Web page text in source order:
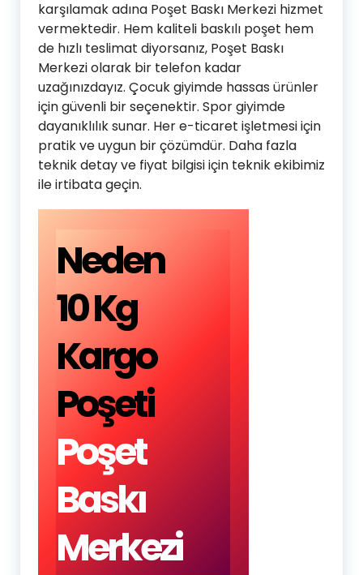
karşılamak adına Poşet Baskı Merkezi hizmet
vermektedir. Hem kaliteli baskılı poşet hem
de hızlı teslimat diyorsanız, Poşet Baskı
Merkezi olarak bir telefon kadar
uzağınızdayız. Çocuk giyimde hassas ürünler
için güvenli bir seçenektir. Spor giyimde
dayanıklılık sunar. Her e-ticaret işletmesi için
pratik ve uygun bir çözümdür. Daha fazla
teknik detay ve fiyat bilgisi için teknik ekibimiz
ile irtibata geçin.
Neden
10 Kg
Kargo
Poşeti
Poşet
Baskı
Merkezi